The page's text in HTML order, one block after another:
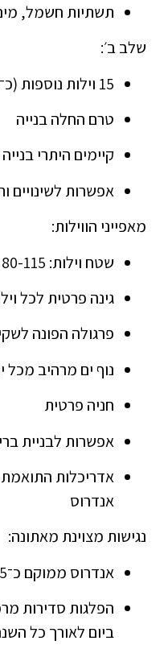
תשתיות חשמל,
שלב ב׳:
15 וילות נוספות (כ־100 מ"ר כל אחת)
טרם החלה בנייה
קיימים היתרי
אפשרות לשינויים
מאפייני הווילות:
שטח וילות: 80-115 מ"ר
גינה פרטית לכל
פרגולה הפונה
נוף ים מרהיב מכל
חניה פרטית
אפשרות לבניית
אדריכלות
אנדרוס
נגישות מצוינת מאתונה:
אנדרוס ממוקם כ־35 מייל ימי מנמל רפינה
הפלגות סדירות
ביום לאורך כל